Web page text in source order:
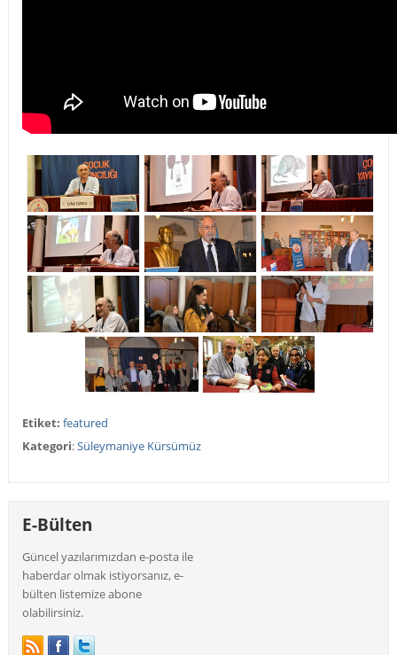
Etiket: featured
Kategori:Süleymaniye Kürsümüz
E-Bülten
Güncel yazılarımızdan e-posta ile
haberdar olmak istiyorsanız, e-
bülten listemize abone
olabilirsiniz.